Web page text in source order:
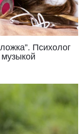
Психолог
музыкой